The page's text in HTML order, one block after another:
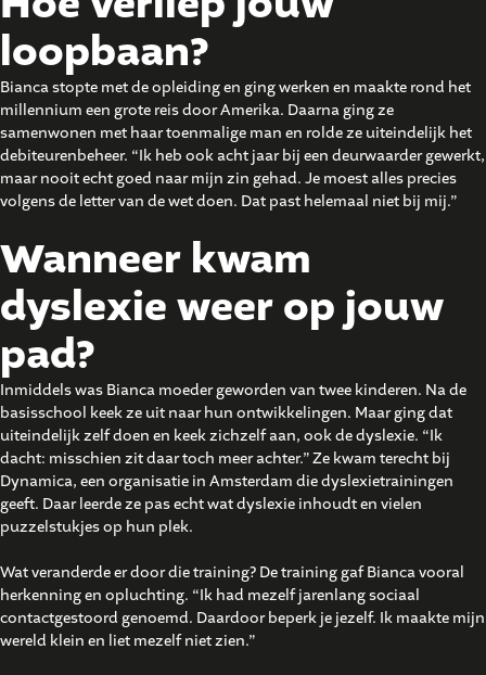
loopbaan?
Bianca stopte met de opleiding en ging werken en maakte rond het
millennium een grote reis door Amerika. Daarna ging ze
samenwonen met haar toenmalige man en rolde ze uiteindelijk het
debiteurenbeheer. “Ik heb ook acht jaar bij een deurwaarder gewerkt,
maar nooit echt goed naar mijn zin gehad. Je moest alles precies
volgens de letter van de wet doen. Dat past helemaal niet bij mij.”
Wanneer kwam
dyslexie weer op jouw
pad?
Inmiddels was Bianca moeder geworden van twee kinderen. Na de
basisschool keek ze uit naar hun ontwikkelingen. Maar ging dat
uiteindelijk zelf doen en keek zichzelf aan, ook de dyslexie. “Ik
dacht: misschien zit daar toch meer achter.” Ze kwam terecht bij
Dynamica, een organisatie in Amsterdam die dyslexietrainingen
geeft. Daar leerde ze pas echt wat dyslexie inhoudt en vielen
puzzelstukjes op hun plek.
Wat veranderde er door die training? De training gaf Bianca vooral
herkenning en opluchting. “Ik had mezelf jarenlang sociaal
contactgestoord genoemd. Daardoor beperk je jezelf. Ik maakte mijn
wereld klein en liet mezelf niet zien.”